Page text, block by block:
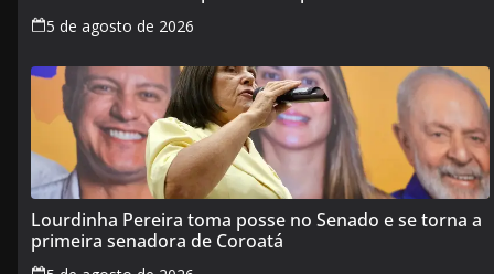
Maranhão
5 de agosto de 2026
Lourdinha Pereira toma posse no Senado e se torna a
primeira senadora de Coroatá